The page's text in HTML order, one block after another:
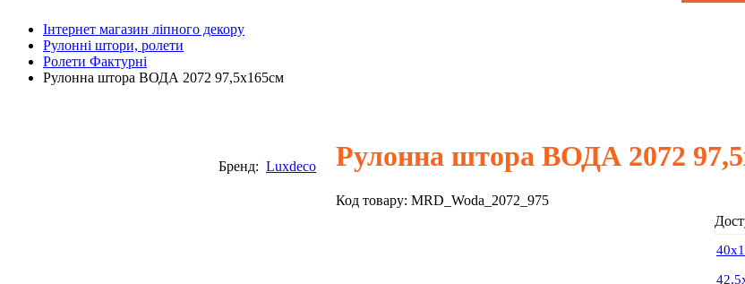
Інтернет магазин ліпного декору
Рулонні штори, ролети
Ролети Фактурні
Рулонна штора ВОДА 2072 97,5х165см
Бренд: Luxdeco Рулонна штора ВОДА 2072
Код товару: MRD_Woda_2072_975